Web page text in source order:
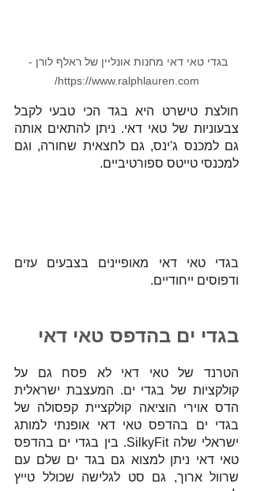
בגדי טאי דאי מחנות אונליין של ראלף לורן -
https://www.ralphlauren.com/
למכנסי טייטס ספורטיביים.
ודפוסים ייחודיים.
בגדי ים בהדפס טאי דאי